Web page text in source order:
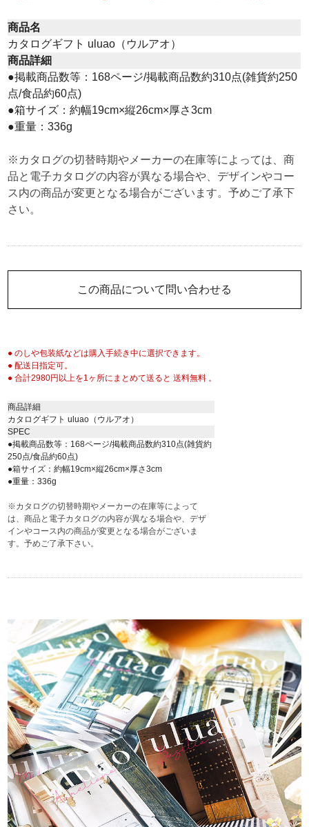
この商品について問い合わせる
● のしや包装紙などは購入手続き中に選択できます。
● 配送日指定可。
● 合計2980円以上を1ヶ所にまとめて送ると 送料無料 。
商品詳細
カタログギフト uluao（ウルアオ）
SPEC
●掲載商品数等：168ページ/掲載商品数約310点(雑貨約
250点/食品約60点)
●箱サイズ：約幅19cm×縦26cm×厚さ3cm
●重量：336g
※カタログの切替時期やメーカーの在庫等によって
は、商品と電子カタログの内容が異なる場合や、デザ
インやコース内の商品が変更となる場合がございま
す。予めご了承下さい。
商品名
カタログギフト uluao（ウルアオ）
商品詳細
●掲載商品数等：168ページ/掲載商品数約310点(雑貨約250
点/食品約60点)
●箱サイズ：約幅19cm×縦26cm×厚さ3cm
●重量：336g
※カタログの切替時期やメーカーの在庫等によっては、商
品と電子カタログの内容が異なる場合や、デザインやコー
ス内の商品が変更となる場合がございます。予めご了承下
さい。